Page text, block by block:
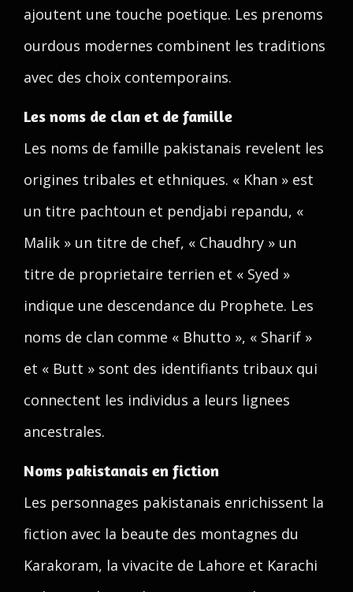
ajoutent une touche poetique. Les prenoms
ourdous modernes combinent les traditions
avec des choix contemporains.
Les noms de clan et de famille
Les noms de famille pakistanais revelent les
origines tribales et ethniques. « Khan » est
un titre pachtoun et pendjabi repandu, «
Malik » un titre de chef, « Chaudhry » un
titre de proprietaire terrien et « Syed »
indique une descendance du Prophete. Les
noms de clan comme « Bhutto », « Sharif »
et « Butt » sont des identifiants tribaux qui
connectent les individus a leurs lignees
ancestrales.
Noms pakistanais en fiction
Les personnages pakistanais enrichissent la
fiction avec la beaute des montagnes du
Karakoram, la vivacite de Lahore et Karachi